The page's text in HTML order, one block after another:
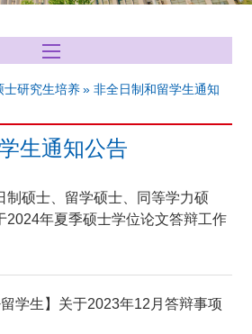
士研究生培养 » 非全日制和留学生通知
生通知公告
制硕士、留学硕士、同等学力硕
2024年夏季硕士学位论文答辩工作
留学生】关于2023年12月答辩事项